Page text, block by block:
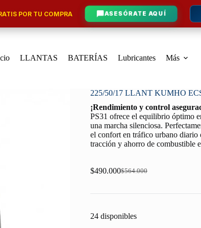
POR TU COMPRA ASESÓRATE AQUÍ
LLANTAS BATERÍAS Lubricantes
Más
225/50/17 LLANT KUMHO
¡Rendimiento y control
PS31 ofrece el equilibrio óptimo
una marcha silenciosa.
el confort en tráfico urbano diario
tracción y ahorro de combustible
$564.000
Original
was:
$490.000Current
is:
24 disponibles